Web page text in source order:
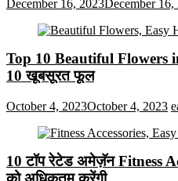
December 16, 2023December 16,
Top 10 Beautiful Flowers
10 खूबसूरत फूल
October 4, 2023October 4, 2023
10 टॉप रेटेड अमेज़ॅन Fitness